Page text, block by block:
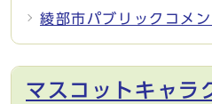
綾部市パブリックコメ
マスコットキャラ